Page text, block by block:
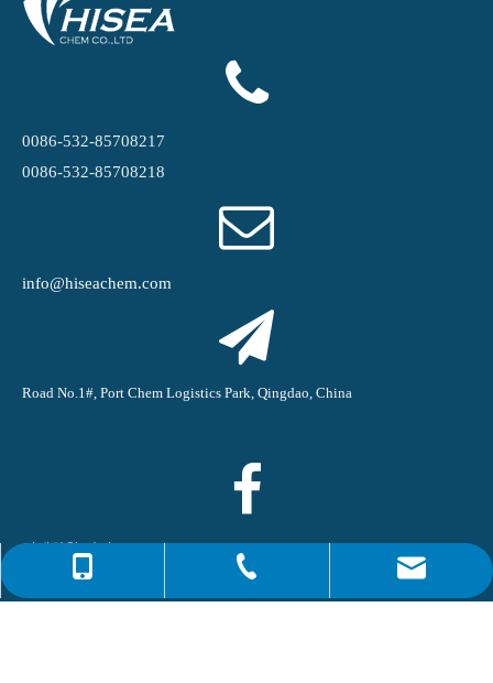
0086-532-85708217
0086-4008266163-82717
info@hiseachem.com
0086-532-85708217
0086-532-85708218
info@hiseachem.com
Road No.1#, Port Chem Logistics Park, Qingdao, China
히세화학(쟈니)
Qingdao Hisea Chem Co., Ltd.